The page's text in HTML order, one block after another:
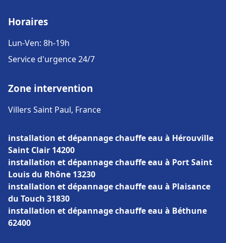
Horaires
Lun-Ven: 8h-19h
Service d'urgence 24/7
Zone intervention
Villers Saint Paul, France
installation et dépannage chauffe eau à Hérouville
Saint Clair 14200
installation et dépannage chauffe eau à Port Saint
Louis du Rhône 13230
installation et dépannage chauffe eau à Plaisance
du Touch 31830
installation et dépannage chauffe eau à Béthune
62400